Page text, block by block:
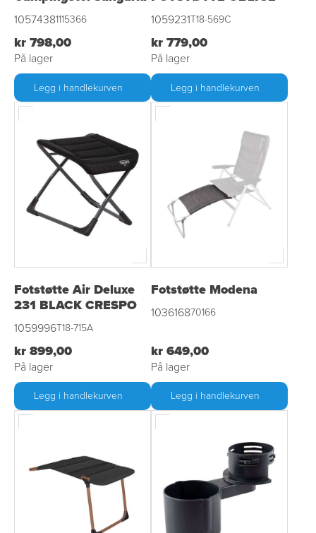
10574381115366
kr 798,00
På lager
Legg i handlekurven
1059231T18-569C
kr 779,00
På lager
Legg i handlekurven
Fotstøtte Air Deluxe
231 BLACK CRESPO
1059996T18-715A
kr 899,00
På lager
Legg i handlekurven
Fotstøtte Modena
103616870166
kr 649,00
På lager
Legg i handlekurven